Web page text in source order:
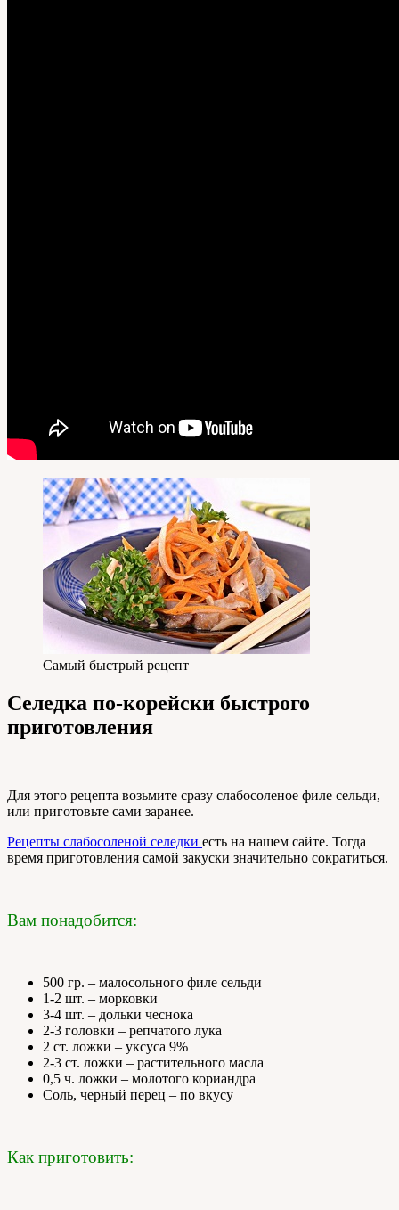
Самый быстрый рецепт
Селедка по-корейски быстрого
приготовления
Для этого рецепта возьмите сразу слабосоленое филе сельди,
или приготовьте сами заранее.
Рецепты слабосоленой селедки есть на нашем сайте. Тогда
время приготовления самой закуски значительно сократиться.
Вам понадобится:
500 гр. – малосольного филе сельди
1-2 шт. – морковки
3-4 шт. – дольки чеснока
2-3 головки – репчатого лука
2 ст. ложки – уксуса 9%
2-3 ст. ложки – растительного масла
0,5 ч. ложки – молотого кориандра
Соль, черный перец – по вкусу
Как приготовить: